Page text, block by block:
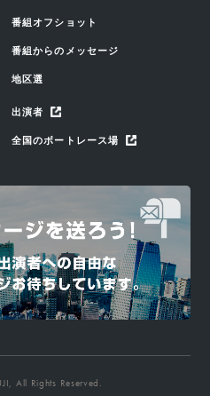
番組オフショット
番組からのメッセージ
地区選
出演者
全国のボートレース場
All Rights Reserved.